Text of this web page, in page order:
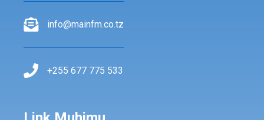
info@mainfm.co.tz
+255 677 775 533